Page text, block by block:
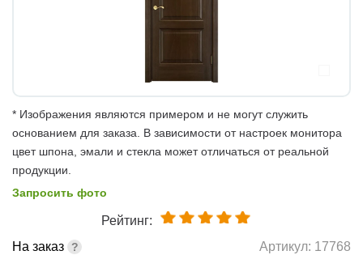
* Изображения являются примером и не могут служить
основанием для заказа. В зависимости от настроек монитора
цвет шпона, эмали и стекла может отличаться от реальной
продукции.
Запросить фото
Рейтинг:
На заказ
Артикул: 17768